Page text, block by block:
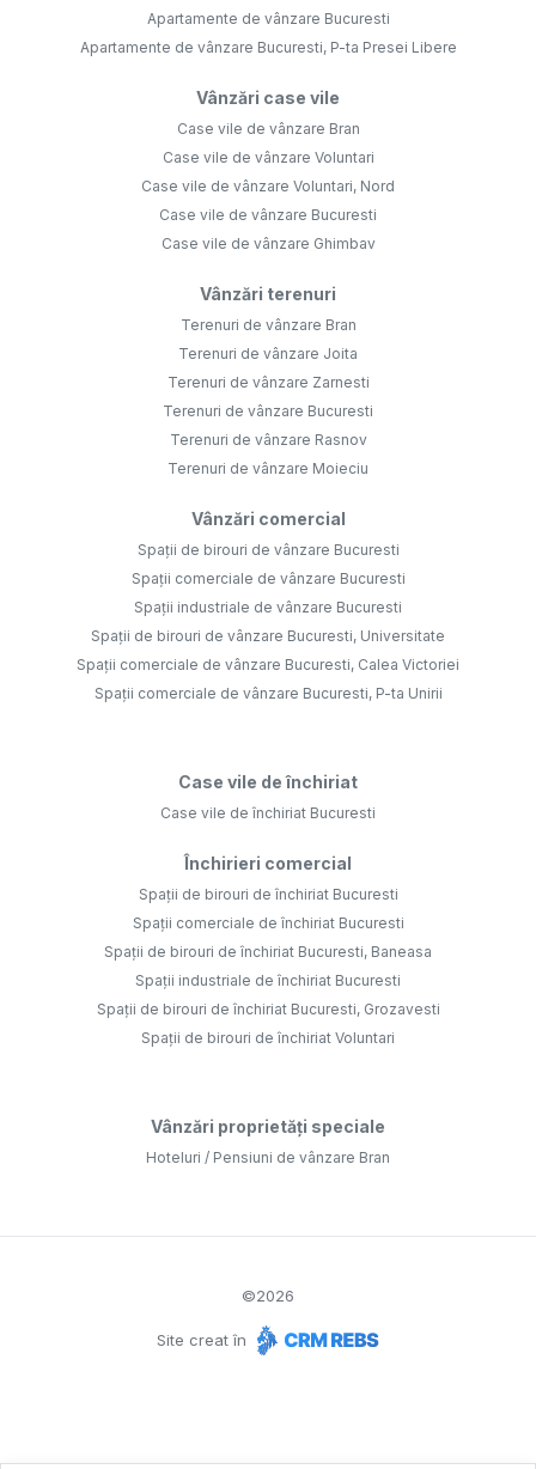
Apartamente de vânzare Bucuresti
Apartamente de vânzare Bucuresti, P-ta Presei Libere
Vânzări case vile
Case vile de vânzare Bran
Case vile de vânzare Voluntari
Case vile de vânzare Voluntari, Nord
Case vile de vânzare Bucuresti
Case vile de vânzare Ghimbav
Vânzări terenuri
Terenuri de vânzare Bran
Terenuri de vânzare Joita
Terenuri de vânzare Zarnesti
Terenuri de vânzare Bucuresti
Terenuri de vânzare Rasnov
Terenuri de vânzare Moieciu
Vânzări comercial
Spații de birouri de vânzare Bucuresti
Spații comerciale de vânzare Bucuresti
Spații industriale de vânzare Bucuresti
Spații de birouri de vânzare Bucuresti, Universitate
Spații comerciale de vânzare Bucuresti, Calea Victoriei
Spații comerciale de vânzare Bucuresti, P-ta Unirii
Case vile de închiriat
Case vile de închiriat Bucuresti
Închirieri comercial
Spații de birouri de închiriat Bucuresti
Spații comerciale de închiriat Bucuresti
Spații de birouri de închiriat Bucuresti, Baneasa
Spații industriale de închiriat Bucuresti
Spații de birouri de închiriat Bucuresti, Grozavesti
Spații de birouri de închiriat Voluntari
Vânzări proprietăți speciale
Hoteluri / Pensiuni de vânzare Bran
©2026
Site creat în